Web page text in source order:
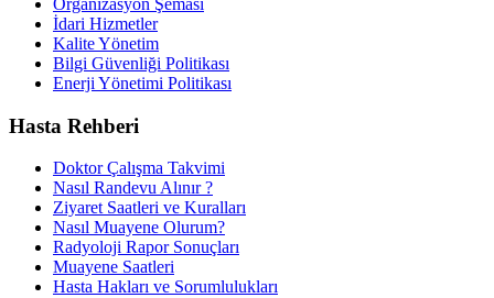
İdari Hizmetler
Kalite Yönetim
Bilgi Güvenliği Politikası
Enerji Yönetimi Politikası
Hasta Rehberi
Doktor Çalışma Takvimi
Nasıl Randevu Alınır ?
Ziyaret Saatleri ve Kuralları
Nasıl Muayene Olurum?
Radyoloji Rapor Sonuçları
Muayene Saatleri
Hasta Hakları ve Sorumlulukları